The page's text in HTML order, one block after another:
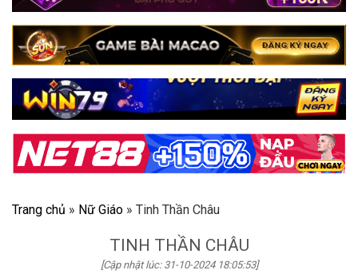
Trang chủ » Nữ Giáo » Tinh Thần Châu
TINH THẦN CHÂU
[Cập nhật lúc: 31-10-2024 18:05:53]